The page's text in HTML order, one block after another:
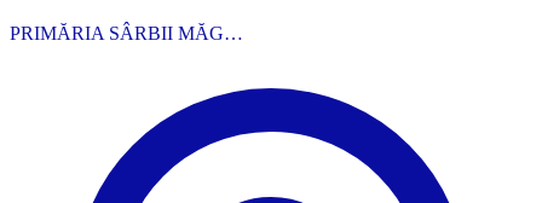
PRIMĂRIA SÂRBII MĂG…